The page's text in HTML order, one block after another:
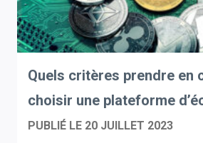
Quels critères prendre en
choisir une plateforme
PUBLIÉ LE 20 JUILLET 2023